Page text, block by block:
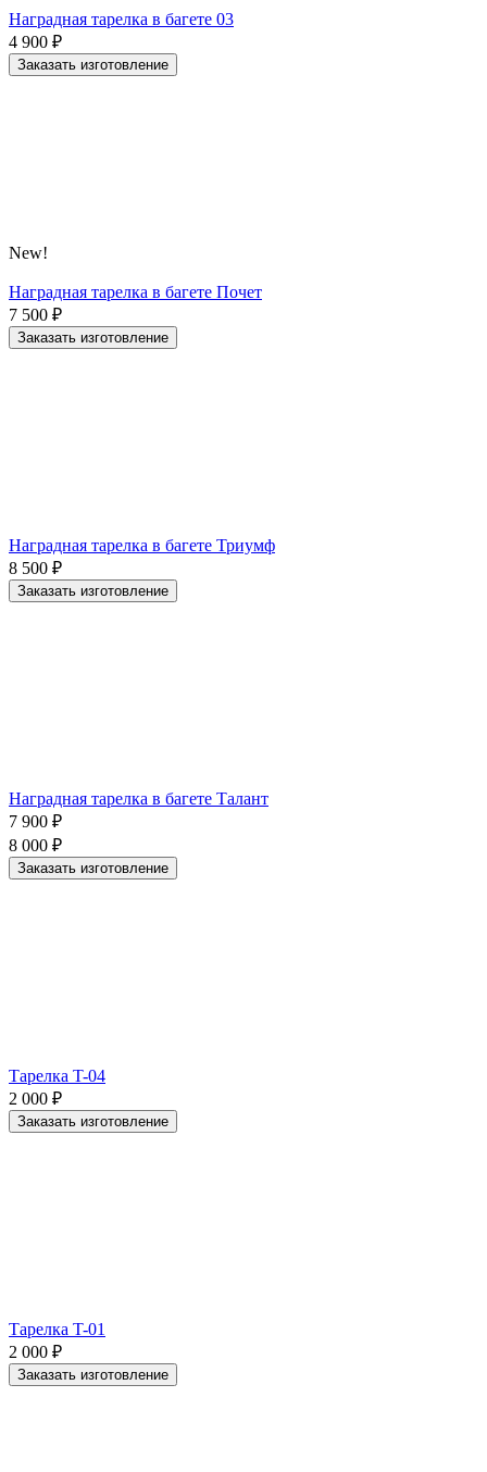
Наградная тарелка в багете 03
4 900 ₽
Заказать изготовление
New!
Наградная тарелка в багете Почет
7 500 ₽
Заказать изготовление
Наградная тарелка в багете Триумф
8 500 ₽
Заказать изготовление
Наградная тарелка в багете Талант
7 900 ₽
8 000 ₽
Заказать изготовление
Тарелка T-04
2 000 ₽
Заказать изготовление
Тарелка T-01
2 000 ₽
Заказать изготовление